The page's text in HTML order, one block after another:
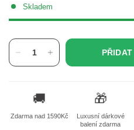
Skladem
🚚
Zdarma nad 1590Kč
🎁
Luxusní dárkové
balení zdarma